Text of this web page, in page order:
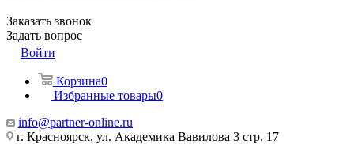
Заказать звонок
Задать вопрос
Войти
Корзина0
Избранные товары0
info@partner-online.ru
г. Красноярск, ул. Академика Вавилова 3 стр. 17